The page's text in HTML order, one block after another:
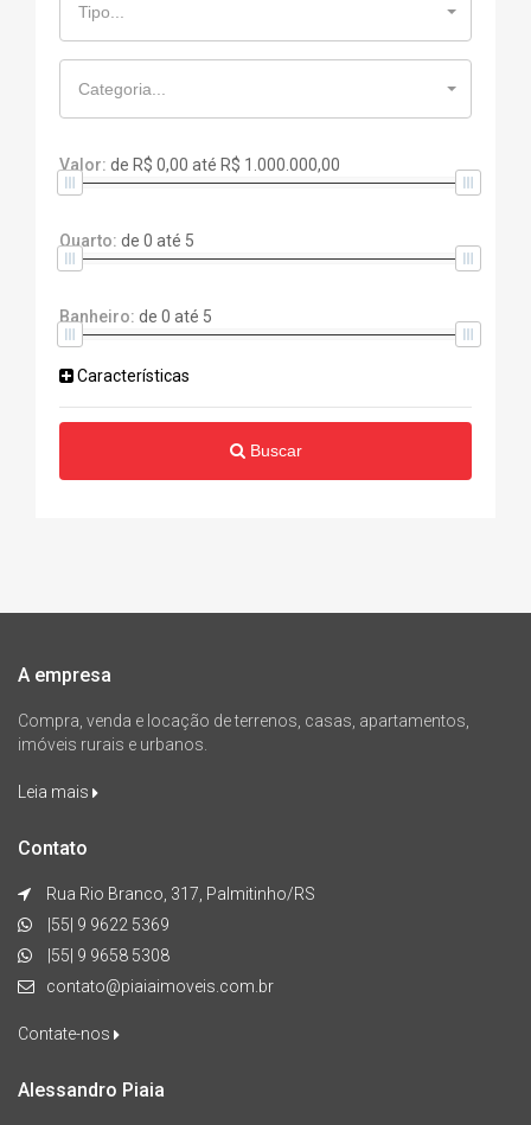
Tipo...
Categoria...
Valor: de R$ 0,00 até R$ 1.000.000,00
Quarto: de 0 até 5
Banheiro: de 0 até 5
Características
Buscar
A empresa
Compra, venda e locação de terrenos, casas, apartamentos,
imóveis rurais e urbanos.
Leia mais
Contato
Rua Rio Branco, 317, Palmitinho/RS
|55| 9 9622 5369
|55| 9 9658 5308
contato@piaiaimoveis.com.br
Contate-nos
Alessandro Piaia